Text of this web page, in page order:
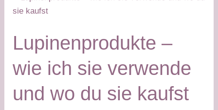
warum
ist
wie
es
gelingt
Lupinenprodukte –
wie ich sie verwende
und wo du sie kaufst